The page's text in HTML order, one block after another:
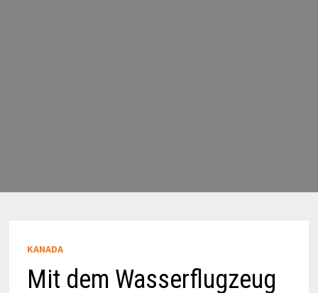
KANADA
Mit dem Wasserflugzeug